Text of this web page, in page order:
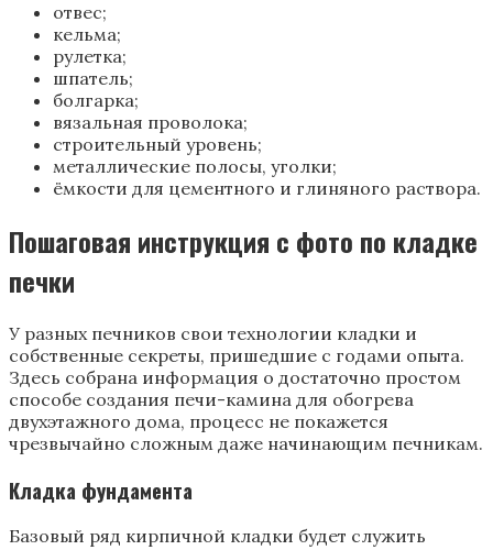
отвес;
кельма;
рулетка;
шпатель;
болгарка;
вязальная проволока;
строительный уровень;
металлические полосы, уголки;
ёмкости для цементного и глиняного раствора.
Пошаговая инструкция с фото по кладке
печки
У разных печников свои технологии кладки и
собственные секреты, пришедшие с годами опыта.
Здесь собрана информация о достаточно простом
способе создания печи-камина для обогрева
двухэтажного дома, процесс не покажется
чрезвычайно сложным даже начинающим печникам.
Кладка фундамента
Базовый ряд кирпичной кладки будет служить